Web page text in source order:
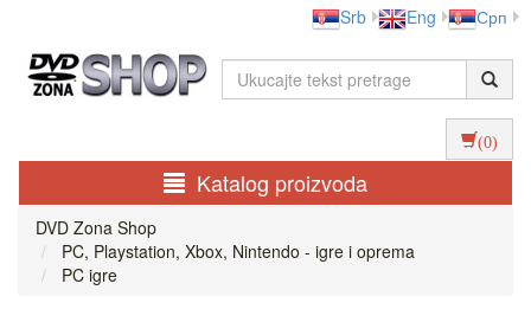
Srb Eng Срп
(0)
Katalog proizvoda
DVD Zona Shop
PC, Playstation, Xbox, Nintendo - igre i oprema
PC igre